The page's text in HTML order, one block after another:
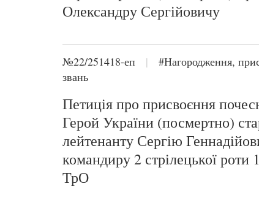
Олександру Сергійовичу
№22/251418-еп |
#Нагородження,
звань
Петиція про присвоєння
Герой України (посмертно)
лейтенанту Сергію
командиру 2 стрілецької роти
ТрО